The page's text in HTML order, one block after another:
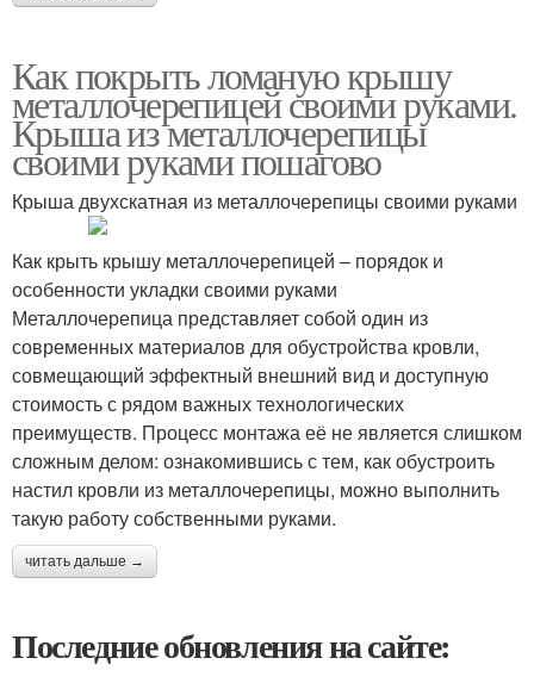
Как покрыть ломаную крышу
металлочерепицей своими руками.
Крыша из металлочерепицы
своими руками пошагово
Крыша двухскатная из металлочерепицы своими руками
Как крыть крышу металлочерепицей – порядок и
особенности укладки своими руками
Металлочерепица представляет собой один из
современных материалов для обустройства кровли,
совмещающий эффектный внешний вид и доступную
стоимость с рядом важных технологических
преимуществ. Процесс монтажа её не является слишком
сложным делом: ознакомившись с тем, как обустроить
настил кровли из металлочерепицы, можно выполнить
такую работу собственными руками.
читать дальше →
Последние обновления на сайте: